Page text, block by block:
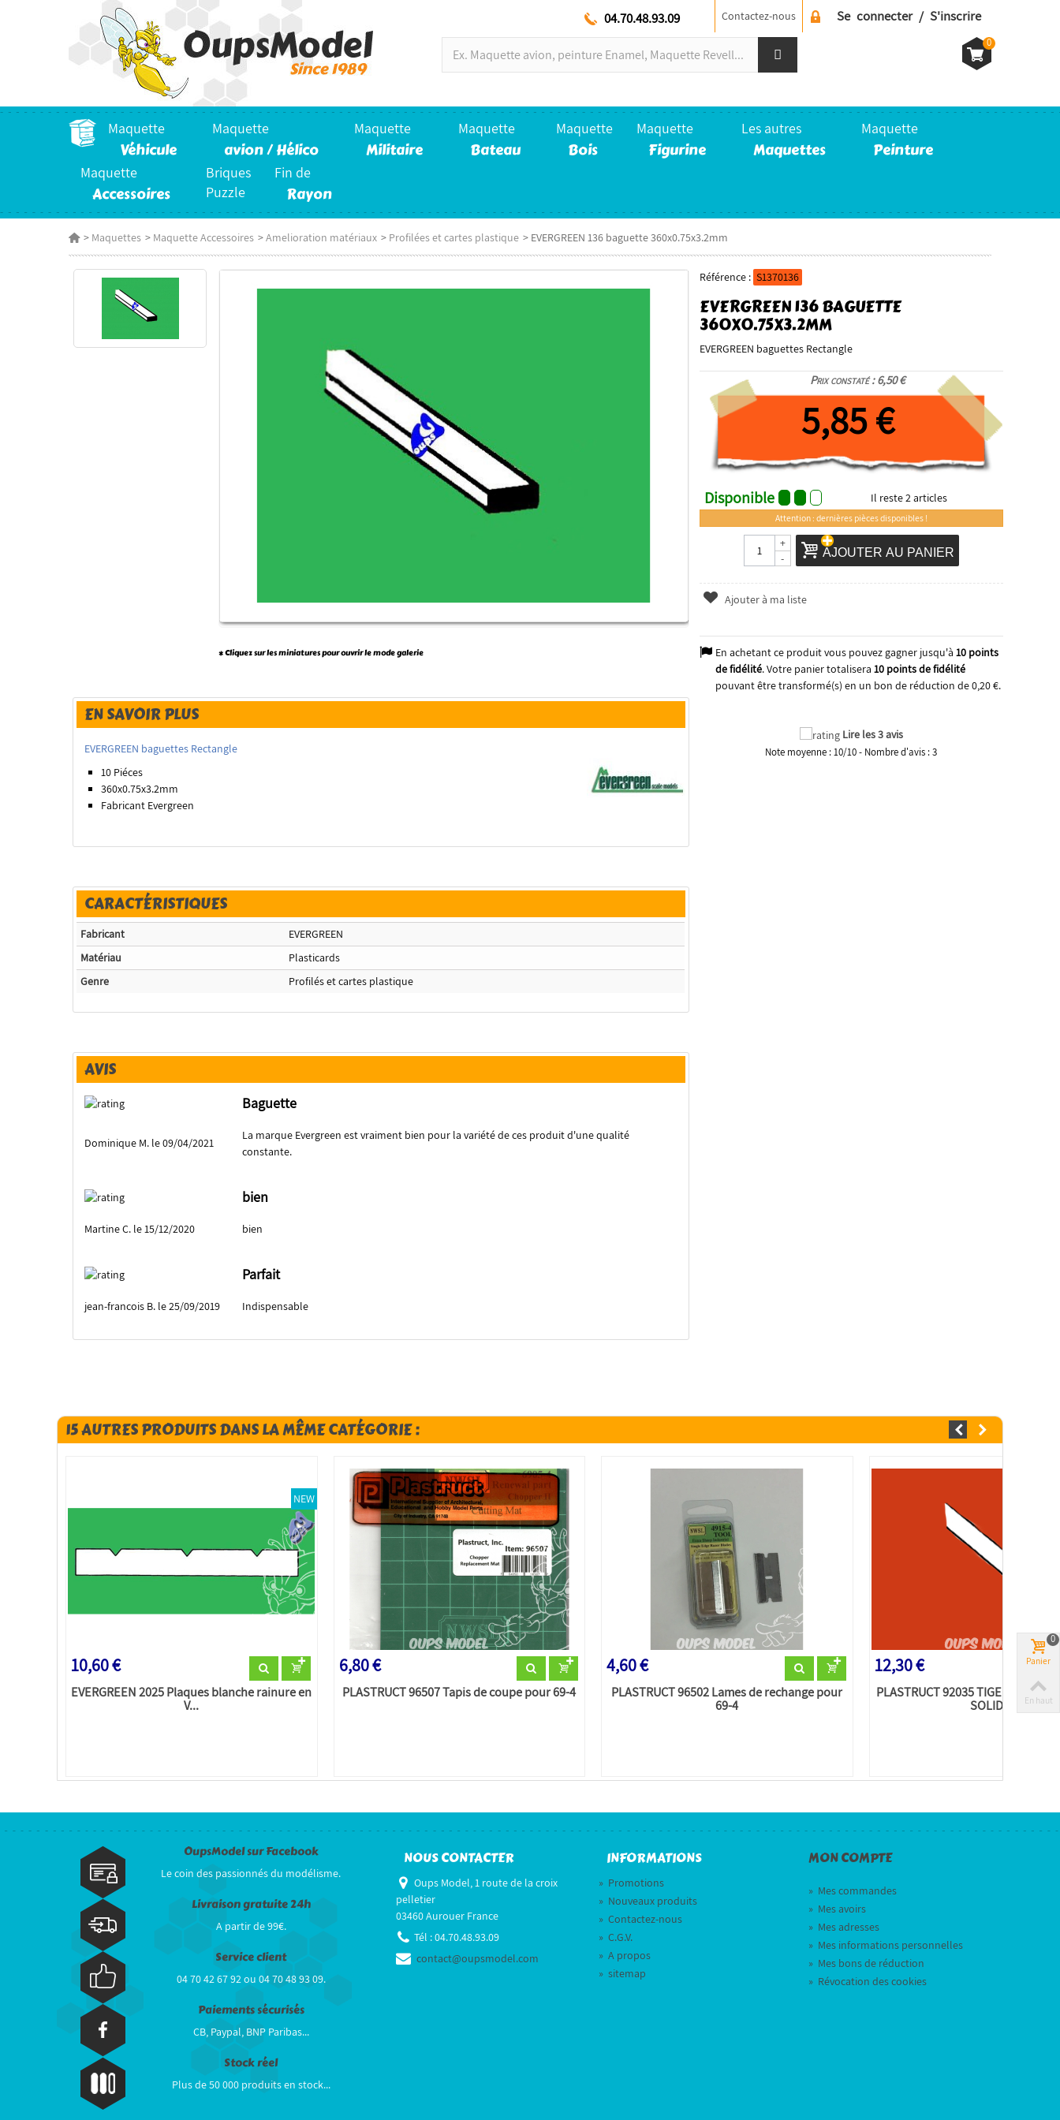
Se connecter / S'inscrire
Contactez-nous
04.70.48.93.09
0
Maquette
Véhicule
Maquette
avion / Hélico
Maquette
Militaire
Maquette
Bateau
Maquette
Bois
Maquette
Figurine
Les autres
Maquettes
Maquette
Peinture
Maquette
Accessoires
Briques
Puzzle
Fin de
Rayon
> Maquettes > Maquette Accessoires >Amelioration matériaux > Profilées et cartes plastique > EVERGREEN 136 baguette 360x0.75x3.2mm
Référence : S1370136
EVERGREEN 136 BAGUETTE
360X0.75X3.2MM
EVERGREEN baguettes Rectangle
Prix constaté : 6,50 €
5,85 €
Disponible Il reste2articles
Attention : dernières pièces disponibles !
-
+
AJOUTER AU PANIER
Ajouter à ma liste
En achetant ce produit vous pouvez gagner jusqu'à 10points
de fidélité. Votre panier totalisera 10points de fidélité
pouvant être transformé(s) en un bon de réduction de0,20 €.
Lire les 3 avis
Note moyenne :10/10- Nombre d'avis :3
* Cliquez sur les miniatures pour ouvrir le mode galerie
EN SAVOIR PLUS
EVERGREEN baguettes Rectangle
10 Piéces
360x0.75x3.2mm
Fabricant Evergreen
CARACTÉRISTIQUES
Fabricant
EVERGREEN
Matériau
Plasticards
Genre
Profilés et cartes plastique
AVIS
Baguette
Dominique M. le 09/04/2021
La marque Evergreen est vraiment bien pour la variété de ces produit d'une qualité
constante.
bien
Martine C. le 15/12/2020 bien
Parfait
jean-francois B. le 25/09/2019 Indispensable
15 AUTRES PRODUITS DANS LA MÊME CATÉGORIE :
NEW
10,60 €
EVERGREEN 2025 Plaques blanche rainure en
V...
6,80 €
PLASTRUCT 96507 Tapis de coupe pour 69-4
4,60 €
PLASTRUCT 96502 Lames de rechange pour
69-4
12,30 €
PLASTRUCT 92035 TIGE RONDE
SOLIDE...
OupsModel sur Facebook
Le coin des passionnés du modélisme.
Livraison gratuite 24h
A partir de 99€.
Service client
04 70 42 67 92 ou 04 70 48 93 09.
Paiements sécurisés
CB, Paypal, BNP Paribas...
Stock réel
Plus de 50 000 produits en stock...
NOUS CONTACTER
Oups Model, 1 route de la croix
pelletier
03460 Aurouer France
Tél :04.70.48.93.09
contact@oupsmodel.com
INFORMATIONS
» Promotions
» Nouveaux produits
» Contactez-nous
» C.G.V.
» A propos
» sitemap
MON COMPTE
» Mes commandes
» Mes avoirs
» Mes adresses
» Mes informations personnelles
» Mes bons de réduction
» Révocation des cookies
Panier
0
En haut